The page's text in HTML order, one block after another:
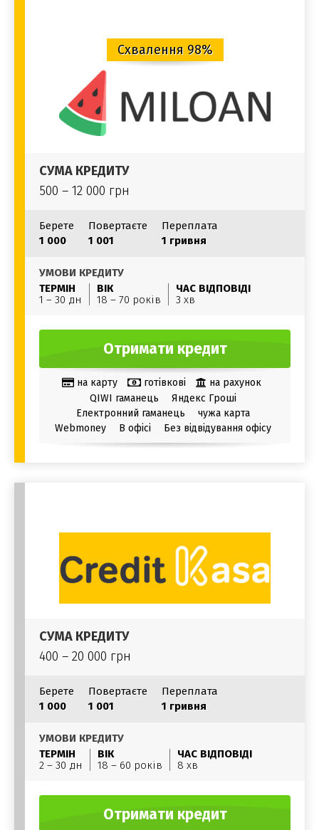
Схвалення 98%
СУМА КРЕДИТУ
500 – 12 000 грн
Берете
1 000
Повертаєте
1 001
Переплата
1 гривня
УМОВИ КРЕДИТУ
ТЕРМІН
1 – 30 дн
ВІК
18 – 70 років
ЧАС ВІДПОВІДІ
3 хв
Отримати кредит
на карту готівкові
на рахунок
QIWI гаманець
Яндекс Гроші
Електронний гаманець
чужа карта
Webmoney
В офісі Без відвідування офісу
СУМА КРЕДИТУ
400 – 20 000 грн
Берете
1 000
Повертаєте
1 001
Переплата
1 гривня
УМОВИ КРЕДИТУ
ТЕРМІН
2 – 30 дн
ВІК
18 – 60 років
ЧАС ВІДПОВІДІ
8 хв
Отримати кредит